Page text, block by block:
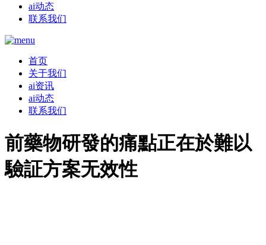
ai动态
联系我们
首页
关于我们
ai资讯
ai动态
联系我们
前藥物研發的痛點正在於難以
驗証方案无效性